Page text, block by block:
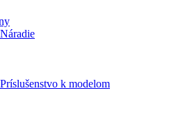
k modelom